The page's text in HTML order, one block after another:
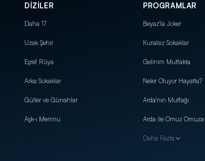
DİZİLER
Daha 17
Uzak Şehir
Eşref Rüya
Arka Sokaklar
Güller ve Günahlar
Aşk-ı Memnu
PROGRAMLAR
Beyaz'la Joker
Kuralsız Sokaklar
Gelinim Mutfakta
Neler Oluyor Hayatta?
Arda'nın Mutfağı
Arda ile Omuz Omuza
Daha Fazla